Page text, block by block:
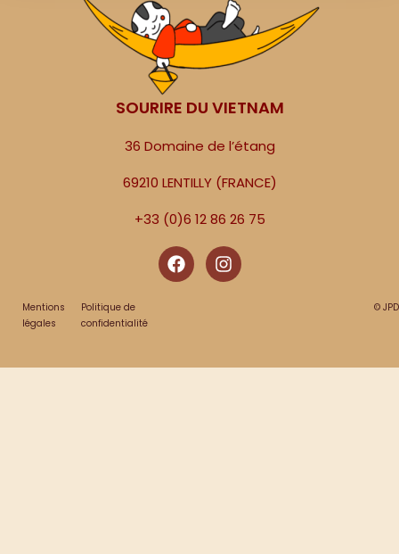
SOURIRE DU VIETNAM
36 Domaine de l’étang
69210 LENTILLY (FRANCE)
+33 (0)6 12 86 26 75
Mentions
légales
Politique de
confidentialité
© JPD